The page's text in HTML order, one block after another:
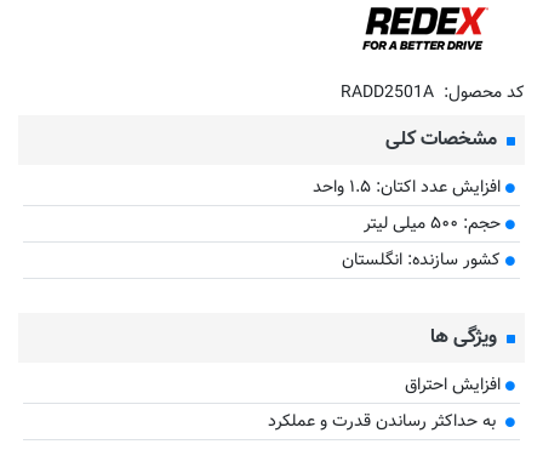
کد محصول: RADD2501A
مشخصات کلی
افزایش عدد اکتان: ۱.۵ واحد
حجم: ۵۰۰ میلی لیتر
کشور سازنده: انگلستان
ویژگی ها
افزایش احتراق
​ به حداکثر رساندن قدرت و عملکرد